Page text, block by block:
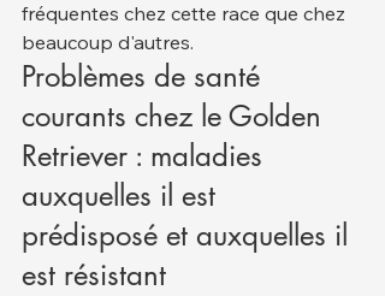
fréquentes chez cette race que chez
beaucoup d'autres.
Problèmes de santé
courants chez le Golden
Retriever : maladies
auxquelles il est
prédisposé et auxquelles il
est résistant